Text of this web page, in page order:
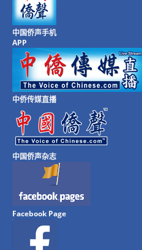
中国侨声手机
APP
中侨传媒直播
中国侨声杂志
Facebook Page